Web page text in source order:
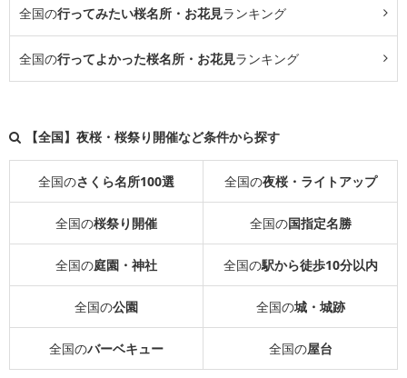
全国の行ってみたい桜名所・お花見ランキング
全国の行ってよかった桜名所・お花見ランキング
【全国】夜桜・桜祭り開催など条件から探す
全国のさくら名所100選 全国の夜桜・ライトアップ
全国の桜祭り開催 全国の国指定名勝
全国の庭園・神社 全国の駅から徒歩10分以内
全国の公園 全国の城・城跡
全国のバーベキュー 全国の屋台